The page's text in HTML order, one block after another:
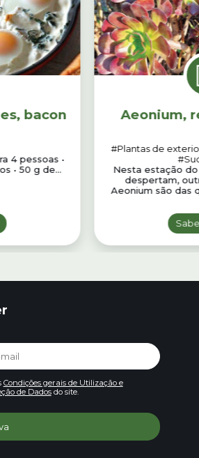
bacon
4 pessoas •
• 50 g de...
Aeonium,
#Plantas de
Nesta estação
despertam,
Aeonium são das
Condições gerais de Utilização e
de Dadosdo site.